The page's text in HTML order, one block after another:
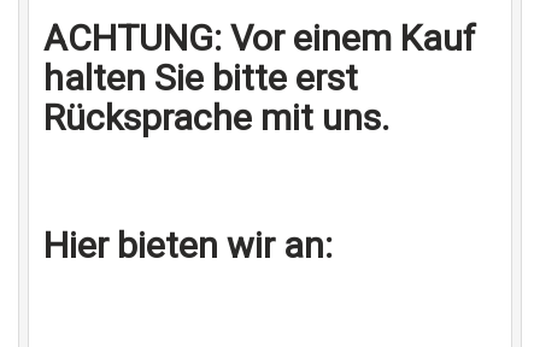
ACHTUNG: Vor einem Kauf
halten Sie bitte erst
Rücksprache mit uns.
Hier bieten wir an: